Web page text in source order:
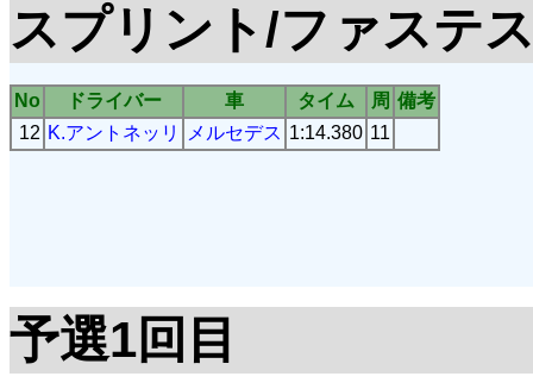
スプリント/ファステ
No ドライバー 車 タイム 周 備考
12 K.アントネッリ メルセデス 1:14.380 11
予選1回目